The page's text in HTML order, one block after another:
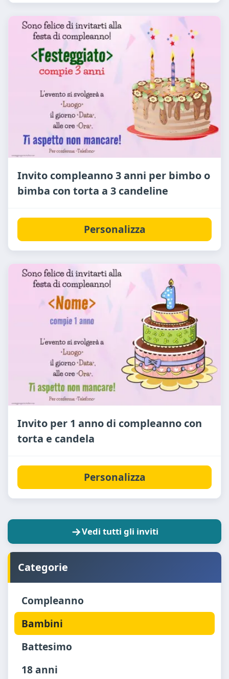
Invito compleanno 3 anni per bimbo o
bimba con torta a 3 candeline
Personalizza
Invito per 1 anno di compleanno con
torta e candela
Personalizza
Vedi tutti gli inviti
Categorie
Compleanno
Bambini
Battesimo
18 anni